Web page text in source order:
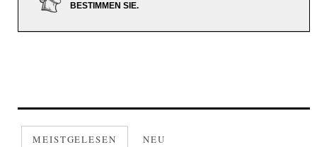
BESTIMMEN SIE.
MEISTGELESEN NEU